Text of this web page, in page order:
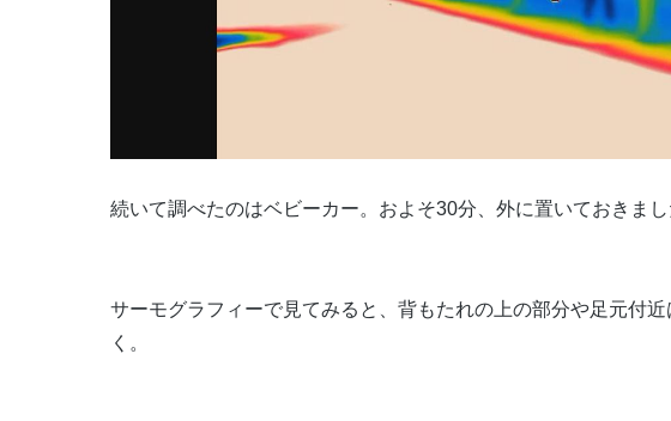
続いて調べたのはベビーカー。およそ30分、外に置いておきまし
サーモグラフィーで見てみると、背もたれの上の部分や足元付
く。